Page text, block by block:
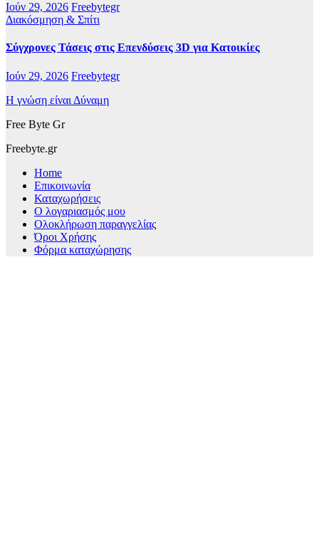
Ιούν 29, 2026 Freebytegr
Διακόσμηση & Σπίτι
Σύγχρονες Τάσεις στις Επενδύσεις 3D για Κατοικίες
Ιούν 29, 2026 Freebytegr
Η γνώση είναι Δύναμη
Free Byte Gr
Freebyte.gr
Home
Επικοινωνία
Καταχωρήσεις
Ο λογαριασμός μου
Ολοκλήρωση παραγγελίας
Όροι Χρήσης
Φόρμα καταχώρησης